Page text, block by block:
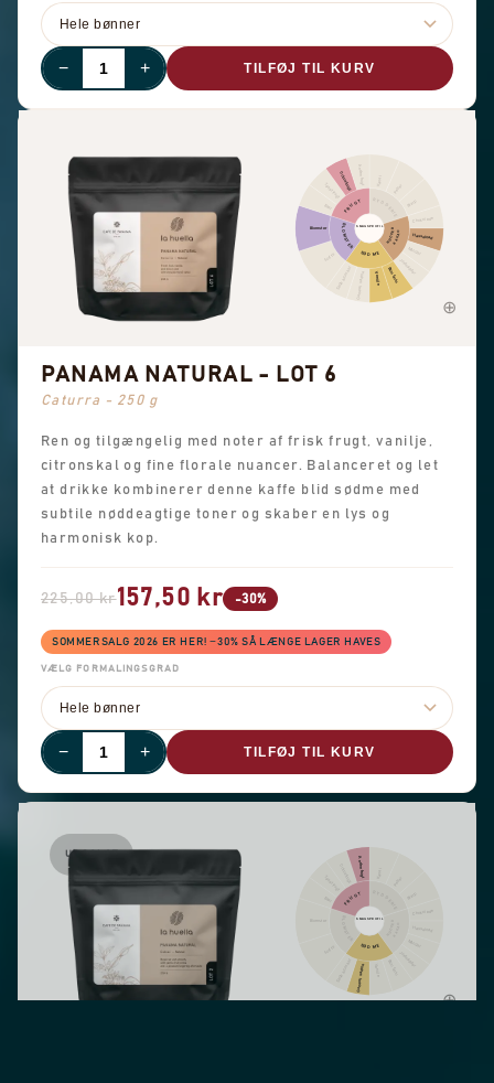
− + TILFØJ TIL KURV
Kanel
Peber
Skarp
Chokolade
Hasselnød
Mandel
Jordnødder
Brun farin
Vanilje
Generel sødme
Søde aromaer
Sort te
Blomster
Bær
Tørret frugtCitrusfrugt Anden frugt
NØDDERKAKAO
SØDME
BLOMSTER
FRUGT
SMAGSPROFIL
PANAMA NATURAL - LOT 6
Caturra - 250 g
Ren og tilgængelig med noter af frisk frugt, vanilje,
citronskal og fine florale nuancer. Balanceret og let
at drikke kombinerer denne kaffe blid sødme med
subtile nøddeagtige toner og skaber en lys og
harmonisk kop.
225,00 kr157,50 kr -30%
SOMMERSALG 2026 ER HER! −30% SÅ LÆNGE LAGER HAVES
VÆLG FORMALINGSGRAD
− + TILFØJ TIL KURV
UDSOLGT
Chokolade
Hasselnød
Mandel
Brun farin
Generel sødme
Søde aromaer
Tørret frugt Citrusfrugt Anden frugt
SØDME
BLOMSTER
FRUGT
SMAGSPROFIL